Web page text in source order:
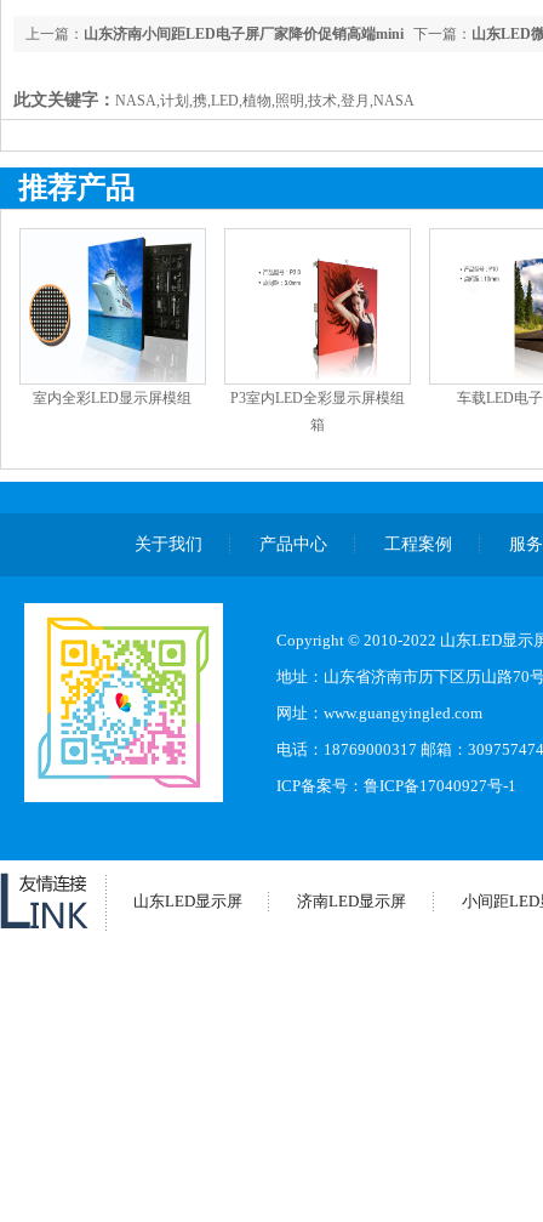
下一篇： 山东LED
上一篇： 山东济南小间距LED电子屏厂家降价促销高端mini
此文关键字： NASA,计划,携,LED,植物,照明,技术,登月,NASA
推荐产品
室内全彩LED显示屏模组
P3室内LED全彩显示屏模组
箱
车载LED电
关于我们 产品中心 工程案例 服
Copyright © 2010-2022 山东LED显示
地址：山东省济南市历下区历山路70
网址：www.guangyingled.com
电话：18769000317 邮箱：
ICP备案号： 鲁ICP备17040927号-1
山东LED显示屏 济南LED显示屏 小间距